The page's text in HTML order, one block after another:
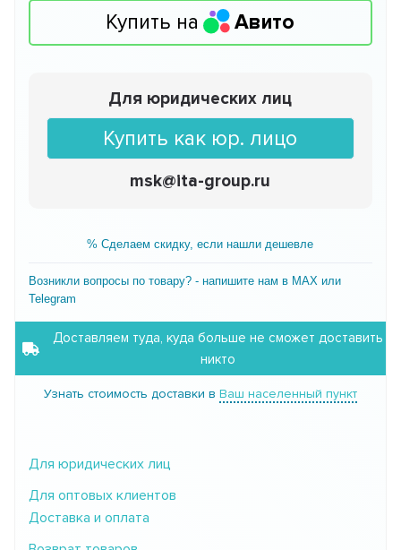
Купить на Авито
Для юридических лиц
Купить как юр. лицо
msk@ita-group.ru
% Сделаем скидку, если нашли дешевле
Возникли вопросы по товару? - напишите нам в MAX или
Telegram
Доставляем туда, куда больше не сможет доставить
никто
Узнать стоимость доставки в Ваш населенный пункт
Для юридических лиц
Для оптовых клиентов
Доставка и оплата